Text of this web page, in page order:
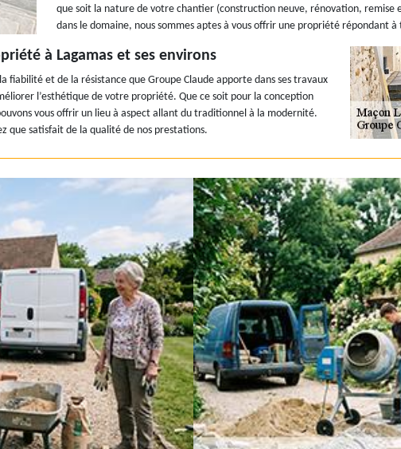
que soit la nature de votre chantier (construction neuve, rénovation,
dans le domaine, nous sommes aptes à vous offrir une propriété répondant
à Lagamas et ses environs
fiabilité et de la résistance que Groupe Claude apporte dans ses travaux
l’esthétique de votre propriété. Que ce soit pour la conception
vous offrir un lieu à aspect allant du traditionnel à la modernité.
que satisfait de la qualité de nos prestations.